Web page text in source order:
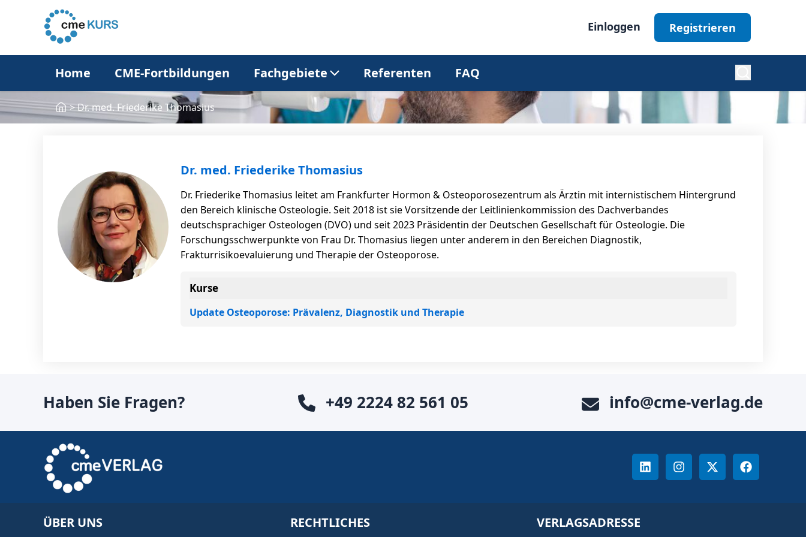
Einloggen Registrieren
Home CME-Fortbildungen Fachgebiete
Allgemeinmedizin Dermatologie Diabetes
Gastroenterologie
Neurologie Onkologie Ophthalmologie
Pneumologie
Referenten FAQ
>Dr. med. Friederike Thomasius
Dr. med. Friederike Thomasius
Dr. Friederike Thomasius leitet am Frankfurter Hormon & Osteoporosezentrum als Ärztin mit internistischem Hintergrund
den Bereich klinische Osteologie. Seit 2018 ist sie Vorsitzende der Leitlinienkommission des Dachverbandes
deutschsprachiger Osteologen (DVO) und seit 2023 Präsidentin der Deutschen Gesellschaft für Osteologie. Die
Forschungsschwerpunkte von Frau Dr. Thomasius liegen unter anderem in den Bereichen Diagnostik,
Frakturrisikoevaluierung und Therapie der Osteoporose.
Kurse
Update Osteoporose: Prävalenz, Diagnostik und Therapie
Haben Sie Fragen? +49 2224 82 561 05 info@cme-verlag.de
ÜBER UNS RECHTLICHES VERLAGSADRESSE